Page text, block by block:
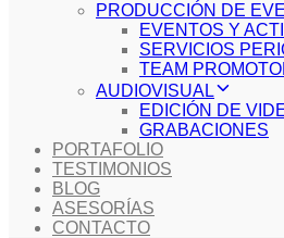
PRODUCCIÓN DE
EVENTOS Y
SERVICIOS
TEAM
AUDIOVISUAL
EDICIÓN DE
GRABACIONES
PORTAFOLIO
TESTIMONIOS
BLOG
ASESORÍAS
CONTACTO